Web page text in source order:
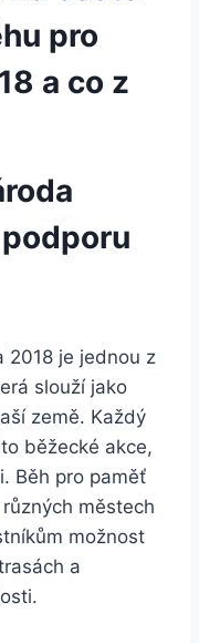
pro
a co z
2018 je jednou z
slouží jako
země. Každý
běžecké akce,
Běh pro paměť
městech
možnost
a